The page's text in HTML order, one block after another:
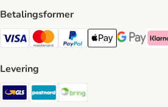
Betalingsformer
VISA Payment Method
Mastercard Payment Method
Paypal Payment Method
Apple Pay Payment
Google Pay
Levering
GLS Shipping Method
Postnord Shipping Method